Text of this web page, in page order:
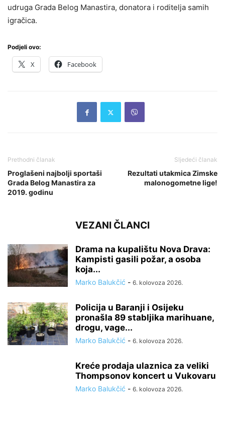
udruga Grada Belog Manastira, donatora i roditelja samih
igračica.
Podjeli ovo:
X Facebook
Prethodni članak
Proglašeni najbolji sportaši
Grada Belog Manastira za
2019. godinu
Sljedeći članak
Rezultati utakmica Zimske
malonogometne lige!
VEZANI ČLANCI
Drama na kupalištu Nova Drava:
Kampisti gasili požar, a osoba
koja...
Marko Balukčić - 6. kolovoza 2026.
Policija u Baranji i Osijeku
pronašla 89 stabljika marihuane,
drogu, vage...
Marko Balukčić - 6. kolovoza 2026.
Kreće prodaja ulaznica za veliki
Thompsonov koncert u Vukovaru
Marko Balukčić - 6. kolovoza 2026.